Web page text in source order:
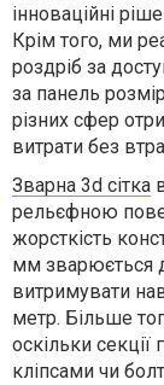
інноваційні
Крім того, ми
роздріб за
за панель
різних сфер
витрати без
Зварна 3d сітка
рельєфною
жорсткість
мм зварюється
витримувати
метр. Більше
оскільки
кліпсами чи